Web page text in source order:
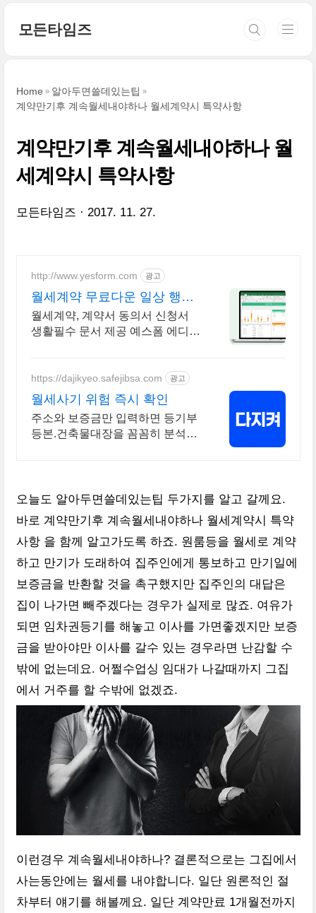
모든타임즈
Home
알아두면쓸데있는팁
계약만기후 계속월세내야하나 월세계약시 특약사항
계약만기후 계속월세내야하나 월
세계약시 특약사항
모든타임즈 2017. 11. 27.
http://www.yesform.com 광고
월세계약 무료다운 일상 행정
해결
월세계약, 계약서 동의서 신청서
생활필수 문서 제공 예스폼 에디터
https://dajikyeo.safejibsa.com 광고
월세사기 위험 즉시 확인
주소와 보증금만 입력하면 등기부
등본.건축물대장을 꼼꼼히 분석하
오늘도 알아두면쓸데있는팁 두가지를 알고 갈께요.
바로 계약만기후 계속월세내야하나 월세계약시 특약
사항 을 함께 알고가도록 하죠. 원룸등을 월세로 계약
하고 만기가 도래하여 집주인에게 통보하고 만기일에
보증금을 반환할 것을 촉구했지만 집주인의 대답은
집이 나가면 빼주겠다는 경우가 실제로 많죠. 여유가
되면 임차권등기를 해놓고 이사를 가면좋겠지만 보증
금을 받아야만 이사를 갈수 있는 경우라면 난감할 수
밖에 없는데요. 어쩔수업싱 임대가 나갈때까지 그집
에서 거주를 할 수밖에 없겠죠.
이런경우 계속월세내야하나? 결론적으로는 그집에서
사는동안에는 월세를 내야합니다. 일단 원론적인 절
차부터 얘기를 해볼께요. 일단 계약만료 1개월전까지